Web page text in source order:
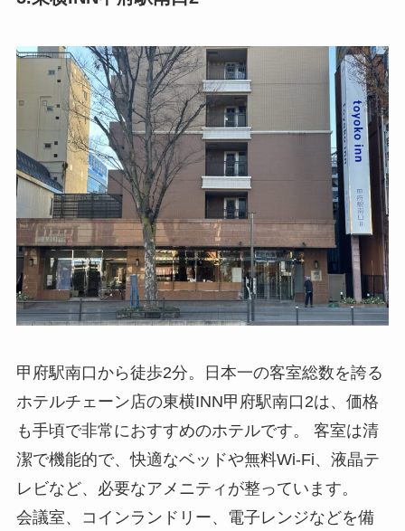
甲府駅南口から徒歩2分。日本一の客室総数を誇る
ホテルチェーン店の東横INN甲府駅南口2は、価格
も手頃で非常におすすめのホテルです。 客室は清
潔で機能的で、快適なベッドや無料Wi-Fi、液晶テ
レビなど、必要なアメニティが整っています。
会議室、コインランドリー、電子レンジなどを備